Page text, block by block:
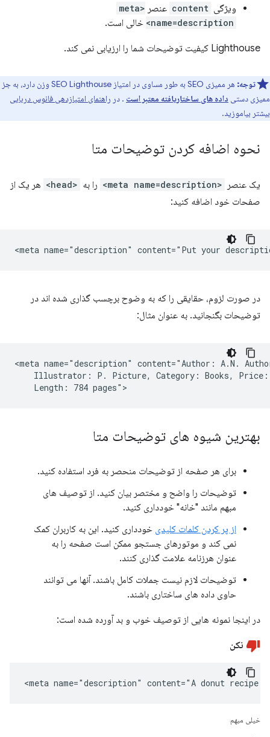
ویژگی content عنصر
<meta
name=description>
خالی است.
Lighthouse کیفیت توضیحات شما را ارزیابی نمی کند.
توجه:
هر ممیزی SEO به طور مساوی در امتیاز SEO Lighthouse وزن دارد، به جز
ممیزی دستی داده های ساختاریافته معتبر است . در راهنمای امتیازدهی فانوس دریایی
بیشتر بیاموزید.
نحوه اضافه کردن توضیحات متا
یک عنصر <meta name=description> را به <head>
هر یک از
صفحات خود اضافه کنید:
در صورت لزوم، حقایقی را که به وضوح برچسب گذاری شده اند در
توضیحات بگنجانید. به عنوان مثال:
<meta name="description" content="Author: A.N.
Illustrator: P. Picture, Category: Books,
بهترین شیوه های توضیحات متا
برای هر صفحه از توضیحات منحصر به فرد استفاده کنید.
توضیحات را واضح و مختصر بیان کنید. از توصیف های
مبهم مانند "خانه" خودداری کنید.
از پر کردن کلمات کلیدی خودداری کنید. این به کاربران کمک
نمی کند و موتورهای جستجو ممکن است صفحه را به
عنوان هرزنامه علامت گذاری کنند.
توضیحات لازم نیست جملات کامل باشند. آنها می توانند
حاوی داده های ساختاری باشند.
در اینجا نمونه هایی از توصیف خوب و بد آورده شده است:
نکن
<meta name="description" content="A donut
خیلی مبهم